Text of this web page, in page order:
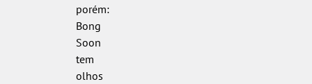
porém:
Bong
Soon
tem
olhos